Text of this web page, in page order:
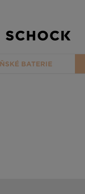
BATERIE